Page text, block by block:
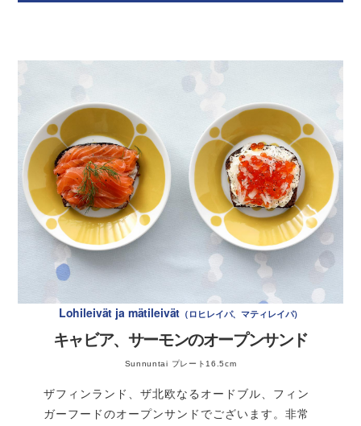
〈下ごしらえ〉ペコロスピクルスを作る。ピクルス液
（水250ml＋砂糖120g＋酢100ml＋イエローマスター
ドシード小さじ2＋ローリエ2枚＋粒白こしょう6粒）
を鍋に入れて煮立てる。煮立ったら、皮を剥いて半分
に切ったペコロスを入れて、弱火で5分煮る。保存瓶
などに移し、ピクルス液につけたまま冷ましておく。
※使うのは4つ分ですが、多く作っておくと良い。
〈下ごしらえ〉ゆで卵を作る。沸騰したお湯に卵を入
れて好みの固さに茹でる。（5分くらいが柔らかくて
コルニッションピクルスを縦半分に切る。
ニンジンの皮を剥いて2.5cmの厚さに輪切りにする。
ビーツの皮を剥いて大きめの乱切りにする。（手が赤
Lohileivät ja mätileivät ロヒレイパ、マティレイパ
キャビア、サーモンのオープンサンド
Sunnuntai プレート16.5cm
ザフィンランド、ザ北欧なるオードブル、フィン
ガーフードのオープンサンドでございます。非常